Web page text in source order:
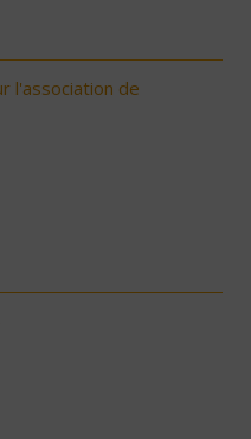
l'association de